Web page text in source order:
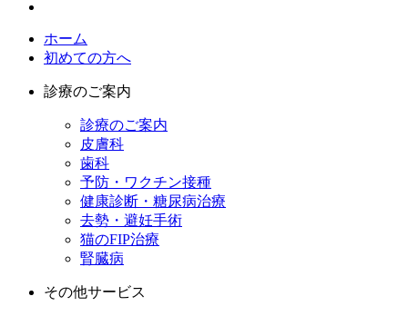
ホーム
初めての方へ
診療のご案内
診療のご案内
皮膚科
歯科
予防・ワクチン接種
健康診断・糖尿病治療
去勢・避妊手術
猫のFIP治療
腎臓病
その他サービス